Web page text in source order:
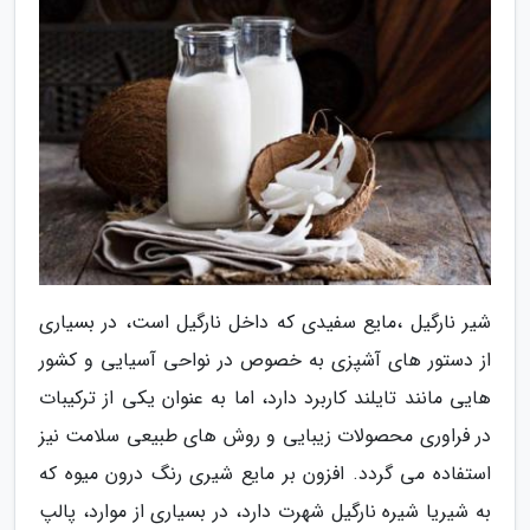
شیر نارگیل ،مایع سفیدی که داخل نارگیل است، در بسیاری
از دستور های آشپزی به خصوص در نواحی آسیایی و کشور
هایی مانند تایلند کاربرد دارد، اما به عنوان یکی از ترکیبات
در فراوری محصولات زیبایی و روش های طبیعی سلامت نیز
استفاده می گردد. افزون بر مایع شیری رنگ درون میوه که
به شیریا شیره نارگیل شهرت دارد، در بسیاری از موارد، پالپ